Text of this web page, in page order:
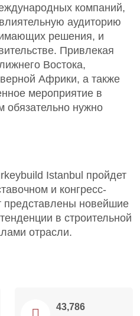
компаний,
аудиторию
решения, и
Привлекая
Востока,
Африки, а также
мероприятие в
обязательно нужно
Istanbul пройдет
и конгресс-
представлены новейшие
в строительной
отрасли.
43,786